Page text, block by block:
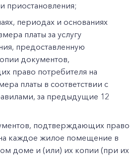
приостановления;
периодах и основаниях
платы за услугу
предоставленную
документов,
право потребителя на
платы в соответствии с
за предыдущие 12
подтверждающих право
каждое жилое помещение в
доме и (или) их копии (при их